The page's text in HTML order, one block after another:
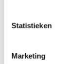
Statistieken
Marketing